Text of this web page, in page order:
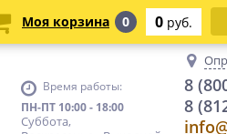
Время работы:
ПН-ПТ 10:00 - 18:00
Суббота,
8
8
Моя корзина 0 0 руб.